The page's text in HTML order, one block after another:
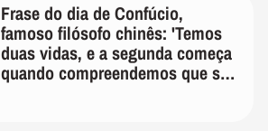
Frase do dia de Confúcio,
famoso filósofo chinês: 'Temos
duas vidas, e a segunda começa
quando compreendemos que só